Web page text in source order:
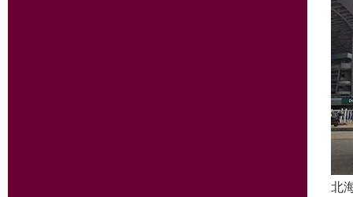
北